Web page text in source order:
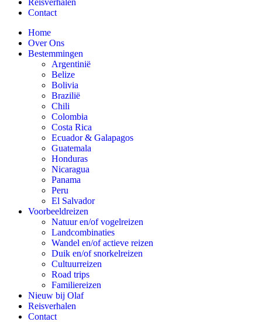
Reisverhalen
Contact
Home
Over Ons
Bestemmingen
Argentinië
Belize
Bolivia
Brazilië
Chili
Colombia
Costa Rica
Ecuador & Galapagos
Guatemala
Honduras
Nicaragua
Panama
Peru
El Salvador
Voorbeeldreizen
Natuur en/of vogelreizen
Landcombinaties
Wandel en/of actieve reizen
Duik en/of snorkelreizen
Cultuurreizen
Road trips
Familiereizen
Nieuw bij Olaf
Reisverhalen
Contact